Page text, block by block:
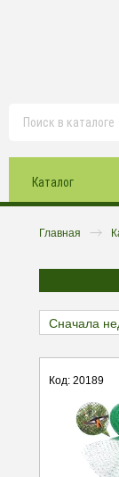
Каталог
Главная
Код: 20189